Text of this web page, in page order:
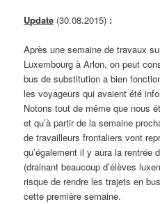
Update (30.08.2015) :
Après une semaine de travaux
Luxembourg à Arlon, on peut
bus de substitution a bien
les voyageurs qui avaient été
Notons tout de même que nous
et qu’à partir de la semaine
de travailleurs frontaliers vont
qu’également il y aura la rentrée
(drainant beaucoup d’élèves
risque de rendre les trajets en
cette première semaine.